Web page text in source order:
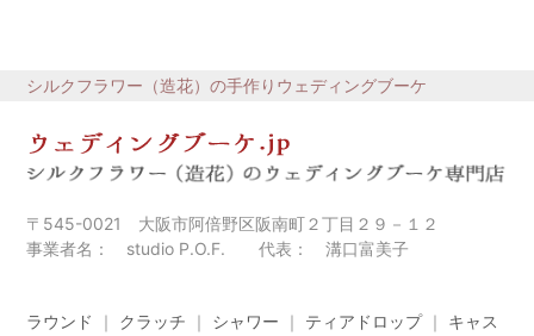
シルクフラワー（造花）の手作りウェディングブーケ
〒545-0021 大阪市阿倍野区阪南町２丁目２９－１２
事業者名： studio P.O.F. 代表： 溝口富美子
ラウンド ｜ クラッチ ｜ シャワー ｜ ティアドロップ｜ キャス